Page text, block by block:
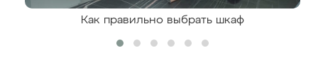
Как правильно выбрать шкаф